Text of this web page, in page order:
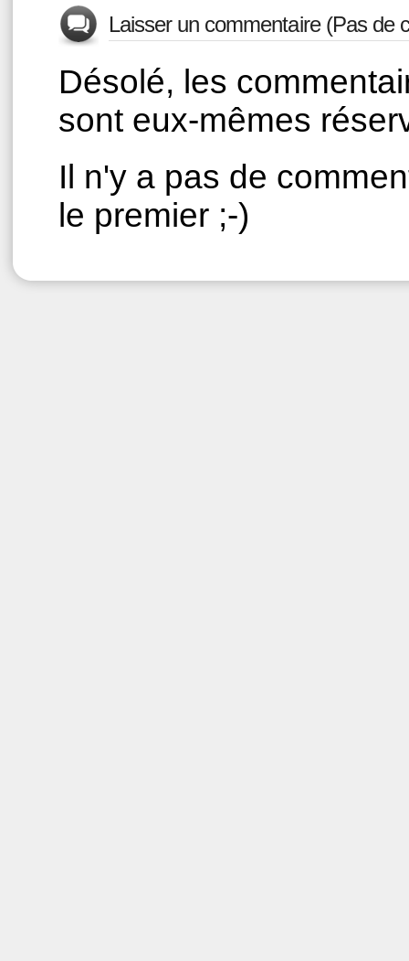
Laisser un commentaire (Pas de
Désolé, les
sont eux-mêmes
Il n'y a pas de
le premier ;-)